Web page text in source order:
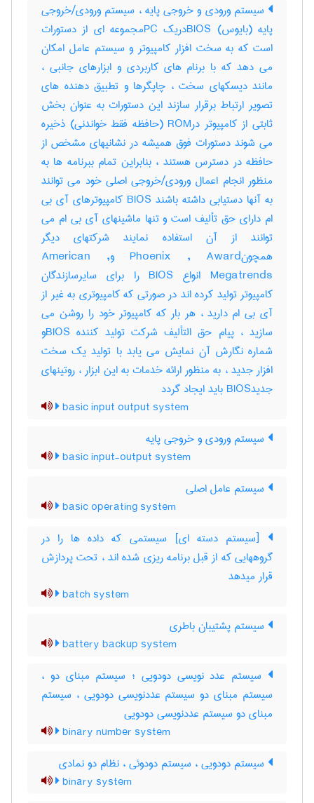
سیستم ورودی و خروجی پایه ، سیستم ورودی/خروجی
پایه (بایوس) BIOSدریک PCمجموعه ای از دستورات
است که به سخت افزار کامپیوتر و سیستم عامل امکان
می دهد که با برنام های کاربردی و ابزارهای جانبی ،
مانند دیسکهای سخت ، چاپگرها و تطبیق دهنده های
تصویر ارتباط برقرار سازند این دستورات به عنوان بخش
ثابتی از کامپیوتر درROM (حافظه فقط خواندنی) ذخیره
می شوند دستورات فوق همیشه در نشانیهای مشخص از
حافظه در دسترس هستند ، بنابراین تمام ببرنامه ها به
منظور انجام اعمال ورودی/خروجی اصلی خود می توانند
به آنها دستیابی داشته باشند BIOS کامپیوترهای آی بی
ام دارای حق تألیف است و تنها ماشینهای آی بی ام می
توانند از آن استفاده نمایند شرکتهای دیگر
همچونPhoenix , Award وAmerican ,
Megatrends انواع BIOS را برای سایرسازندگان
کامپیوتر تولید کرده اند در صورتی که کامپیوتری به غیر از
آی بی ام دارید ، هر بار که کامپیوتر خود را روشن می
سازید ، پیام حق التألیف شرکت تولید کننده BIOSو
شماره نگارش آن نمایش می یابد با تولید یک سخت
افزار جدید ، به منظور ارائه خدمات به این ابزار ، روتینهای
جدیدBIOS باید ایجاد گردد
basic input output system
سیستم ورودی و خروجی پایه
basic input-output system
سیستم عامل اصلی
basic operating system
[سیستم دسته ای] سیستمی که داده ها را در
گروههایی که از قبل برنامه ریزی شده اند ، تحت پردازش
قرار میدهد
batch system
سیستم پشتیبان باطری
battery backup system
سیستم عدد نویسی دودویی ؛ سیستم مبنای دو ،
سیستم مبنای دو سیستم عددنویسی دودویی ، سیستم
مبنای دو سیستم عددنویسی دودویی
binary number system
سیستم دودویی ، سیستم دودوئی ، نظام دو نمادی
binary system